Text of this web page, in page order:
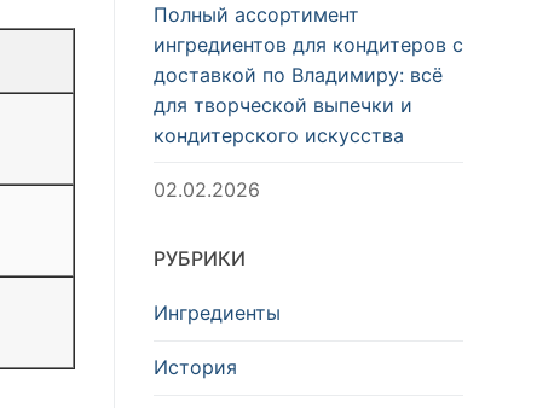
Полный ассортимент
ингредиентов для кондитеров с
доставкой по Владимиру: всё
для творческой выпечки и
кондитерского искусства
02.02.2026
РУБРИКИ
Ингредиенты
История